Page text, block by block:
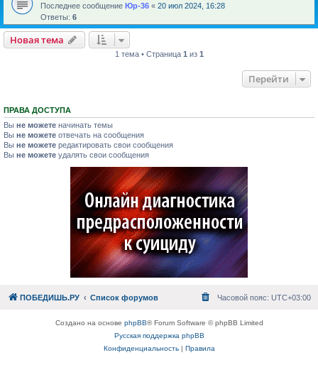
Последнее сообщение Юр-36 « 20 июл 2024, 16:28
Ответы: 6
Новая тема
1 тема • Страница 1 из 1
Перейти
ПРАВА ДОСТУПА
Вы не можете начинать темы
Вы не можете отвечать на сообщения
Вы не можете редактировать свои сообщения
Вы не можете удалять свои сообщения
ПОБЕДИШЬ.РУ Список форумов Часовой пояс: UTC+03:00
Создано на основе phpBB® Forum Software © phpBB Limited
Русская поддержка phpBB
Конфиденциальность| Правила